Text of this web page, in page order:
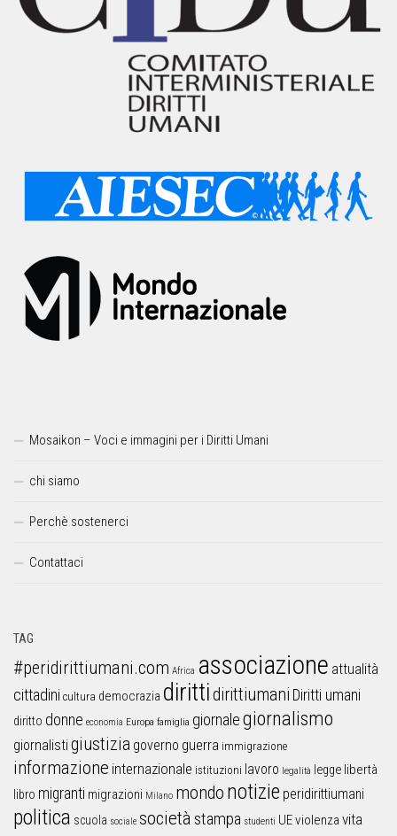
Mosaikon – Voci e immagini per i Diritti Umani
chi siamo
Perchè sostenerci
Contattaci
TAG
#peridirittiumani.com Africa associazione attualità
cittadini cultura democrazia dirittidirittiumani Diritti umani
diritto donne economia Europa famiglia giornalegiornalismo
giornalistigiustizia governo guerra immigrazione
informazione internazionale istituzioni lavoro legalità legge libertà
libro migranti migrazioni Milano mondo notizie peridirittiumani
politica scuola sociale società stampa studenti UEviolenza vita